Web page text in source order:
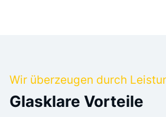
Wir überzeugen durch
Glasklare Vorteile